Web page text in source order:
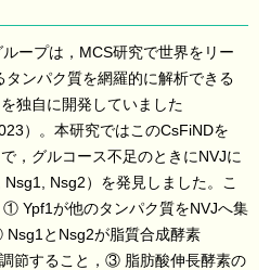
ープは，MCS研究で世界をリー
タンパク質を網羅的に解析できる
独自に開発していました
）。本研究ではこのCsFiNDを
，グルコース不足のときにNVJに
Nsg2）を発見しました。こ
Ypf1が他のタンパク質をNVJへ集
とNsg2が脂質合成酵素
節すること，③ 脂肪酸伸長酵素の